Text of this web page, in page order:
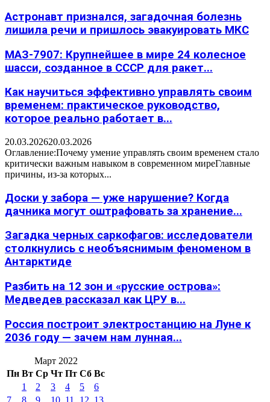
Астронавт признался, загадочная болезнь
лишила речи и пришлось эвакуировать МКС
МАЗ-7907: Крупнейшее в мире 24 колесное
шасси, созданное в СССР для ракет...
Как научиться эффективно управлять своим
временем: практическое руководство,
которое реально работает в...
20.03.202620.03.2026
Оглавление:Почему умение управлять своим временем стало
критически важным навыком в современном миреГлавные
причины, из-за которых...
Доски у забора — уже нарушение? Когда
дачника могут оштрафовать за хранение...
Загадка черных саркофагов: исследователи
столкнулись с необъяснимым феноменом в
Антарктиде
Разбить на 12 зон и «русские острова»:
Медведев рассказал как ЦРУ в...
Россия построит электростанцию на Луне к
2036 году — зачем нам лунная...
Март 2022
Пн Вт Ср Чт Пт Сб Вс
1
2 3 4 5
6
7
8 9 10 11 12 13